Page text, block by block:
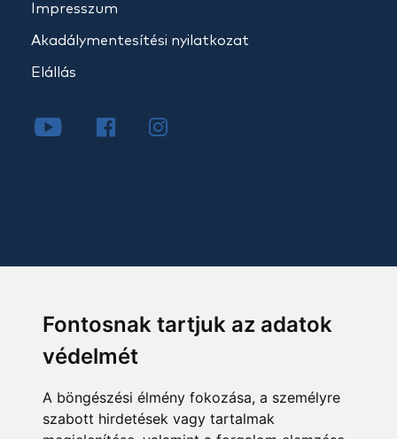
Fontosnak tartjuk az adatok
védelmét
A böngészési élmény fokozása, a személyre
szabott hirdetések vagy tartalmak
Impresszum
Akadálymentesítési nyilatkozat
Elállás